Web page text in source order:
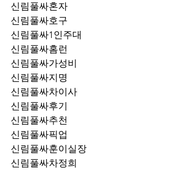
신림풀싸혼자
신림풀싸호구
신림풀싸1인주대
신림풀싸홈런
신림풀싸가성비
신림풀싸지명
신림풀싸차이사
신림풀싸후기
신림풀싸추천
신림풀싸훈이실장
신림풀싸차정희